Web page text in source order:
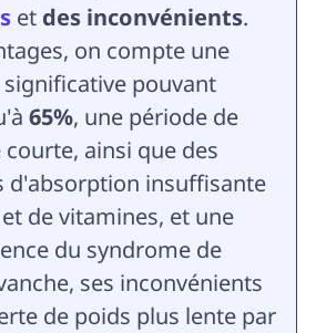
et des inconvénients.
on compte une
pouvant
65%, une période de
ainsi que des
d'absorption insuffisante
de vitamines, et une
du syndrome de
ses inconvénients
de poids plus lente par